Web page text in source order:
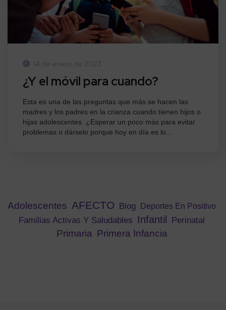
14 de enero de 2022
¿Y el móvil para cuando?
Esta es una de las preguntas que más se hacen las
madres y los padres en la crianza cuando tienen hijos o
hijas adolescentes. ¿Esperar un poco más para evitar
problemas o dárselo porque hoy en día es lo...
Adolescentes AFECTO Blog Deportes En Positivo
Familias Activas Y Saludables Infantil Perinatal
Primaria Primera Infancia